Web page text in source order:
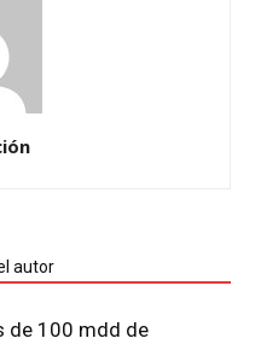
autor
de 100 mdd de